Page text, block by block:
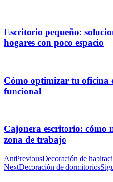
Escritorio pequeño:
hogares con poco espacio
Cómo optimizar tu oficina
funcional
Cajonera escritorio: cómo
zona de trabajo
AntPreviousDecoración de
NextDecoración de dormitorios